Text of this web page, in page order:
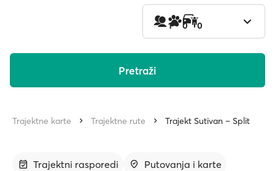
1 0 0
Pretraži
Trajektne karte Trajektne rute Trajekt Sutivan – Split
Trajektni rasporedi
Putovanja i karte